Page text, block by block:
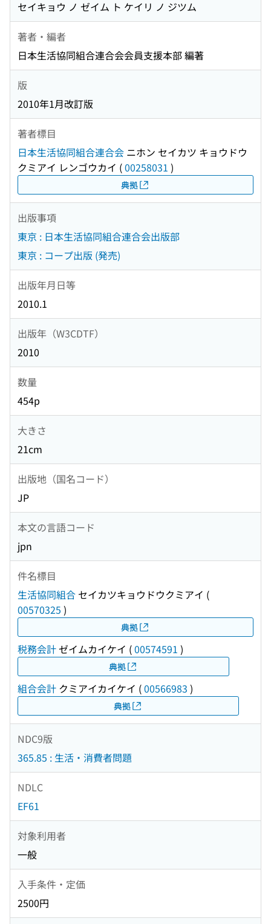
セイキョウ ノ ゼイム ト ケイリ ノ ジツム
著者・編者
日本生活協同組合連合会会員支援本部 編著
版
2010年1月改訂版
著者標目
日本生活協同組合連合会 ニホン セイカツ キョウドウ
クミアイ レンゴウカイ (00258031 )
典拠
出版事項
東京 : 日本生活協同組合連合会出版部
東京 : コープ出版 (発売)
出版年月日等
2010.1
出版年（W3CDTF）
2010
数量
454p
大きさ
21cm
出版地（国名コード）
JP
本文の言語コード
jpn
件名標目
生活協同組合 セイカツキョウドウクミアイ (
00570325 )
典拠
税務会計ゼイムカイケイ (00574591 )
典拠
組合会計 クミアイカイケイ (00566983 )
典拠
NDC9版
365.85 : 生活・消費者問題
NDLC
EF61
対象利用者
一般
入手条件・定価
2500円